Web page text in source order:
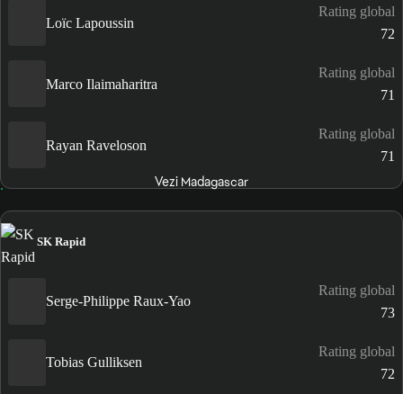
Loïc Lapoussin
Rating global
72
Marco Ilaimaharitra
Rating global
71
Rayan Raveloson
Rating global
71
Vezi Madagascar
SK Rapid
Serge-Philippe Raux-Yao
Rating global
73
Tobias Gulliksen
Rating global
72